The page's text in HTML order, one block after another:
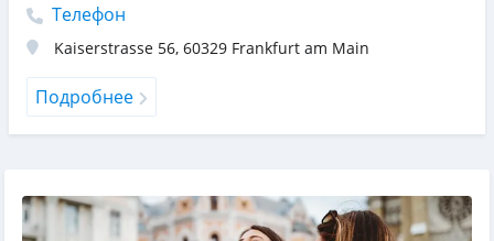
Телефон
Kaiserstrasse 56, 60329 Frankfurt am Main
Подробнее